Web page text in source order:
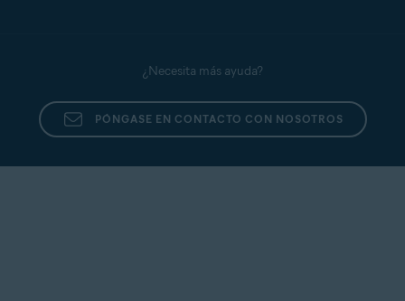
¿Necesita más ayuda?
PÓNGASE EN CONTACTO CON NOSOTROS